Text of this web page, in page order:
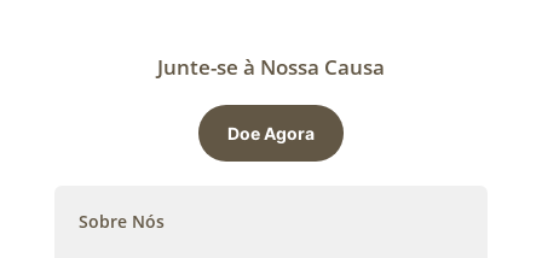
Junte-se à Nossa Causa
Doe Agora
Sobre Nós